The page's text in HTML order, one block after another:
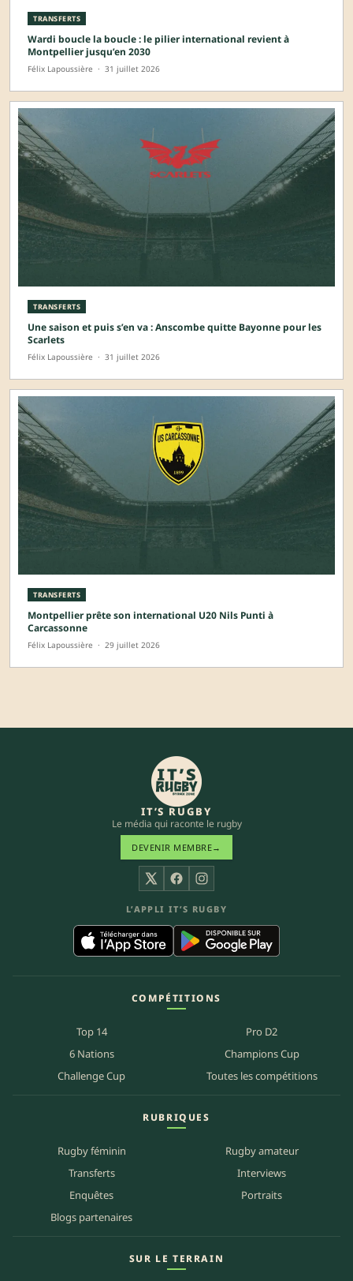
TRANSFERTS
Wardi boucle la boucle : le pilier international revient à
Montpellier jusqu’en 2030
Félix Lapoussière · 31 juillet 2026
TRANSFERTS
Une saison et puis s’en va : Anscombe quitte Bayonne pour les
Scarlets
Félix Lapoussière · 31 juillet 2026
TRANSFERTS
Montpellier prête son international U20 Nils Punti à
Carcassonne
Félix Lapoussière · 29 juillet 2026
IT’S RUGBY
Le média qui raconte le rugby
DEVENIR MEMBRE→
X FacebookInstagram
L’APPLI IT’S RUGBY
COMPÉTITIONS
Top 14
Pro D2
6 Nations
Champions Cup
Challenge Cup
Toutes les compétitions
RUBRIQUES
Rugby féminin
Rugby amateur
Transferts
Interviews
Enquêtes
Portraits
Blogs partenaires
SUR LE TERRAIN